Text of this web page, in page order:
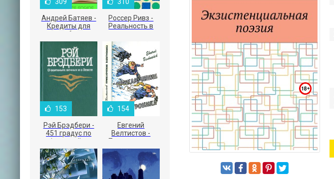
Андрей Батяев -
Кредиты для
малого бизнеса
Россер Ривз -
Реальность в
153
Рэй Брэдбери -
451 градус по
Фаренгейту
154
Евгений
Велтистов -
Приключения
Электроника